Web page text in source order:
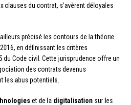
du contrat, s’avèrent déloyales
précisé les contours de la théorie
en définissant les critères
du Code civil. Cette jurisprudence offre un
des contrats devenus
les abus potentiels.
et de la digitalisation sur les